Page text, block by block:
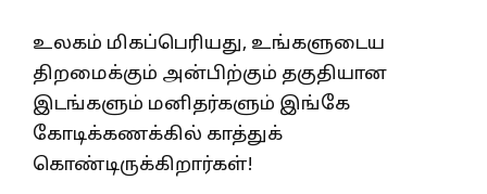
உலகம் மிகப்பெரியது, உங்களுடைய
திறமைக்கும் அன்பிற்கும் தகுதியான
இடங்களும் மனிதர்களும் இங்கே
கோடிக்கணக்கில் காத்துக்
கொண்டிருக்கிறார்கள்!